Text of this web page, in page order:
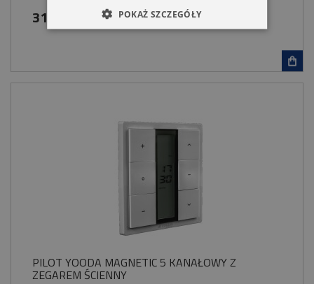
319,00 zł
PILOT YOODA MAGNETIC 5 KANAŁOWY Z
ZEGAREM ŚCIENNY
POKAŻ SZCZEGÓŁY